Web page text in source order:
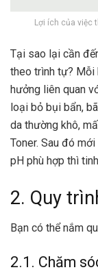
Lợi ích của việc
Tại sao lại cần
theo trình tự? Mỗi
hưởng liên quan
loại bỏ bụi bẩn,
da thường khô,
Toner. Sau đó
pH phù hợp thì
2. Quy
Bạn có thể nắm
2.1. Chăm